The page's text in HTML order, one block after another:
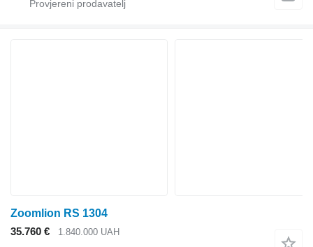
Zoomlion RS 1304
35.760 €
1.840.000 UAH